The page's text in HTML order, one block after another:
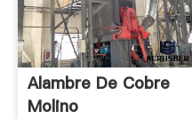
Alambre De Cobre
Molino